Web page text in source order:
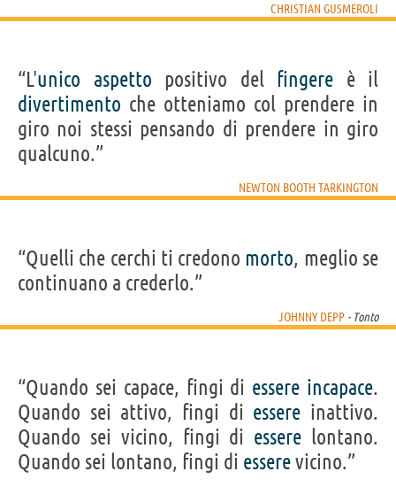
CHRISTIAN GUSMEROLI
“L'unico aspetto positivo del fingere è il
divertimento che otteniamo col prendere in
giro noi stessi pensando di prendere in giro
qualcuno.”
NEWTON BOOTH TARKINGTON
“Quelli che cerchi ti credono morto, meglio se
continuano a crederlo.”
JOHNNY DEPP - Tonto
“Quando sei capace, fingi di essere incapace.
Quando sei attivo, fingi di essere inattivo.
Quando sei vicino, fingi di essere lontano.
Quando sei lontano, fingi di esserevicino.”